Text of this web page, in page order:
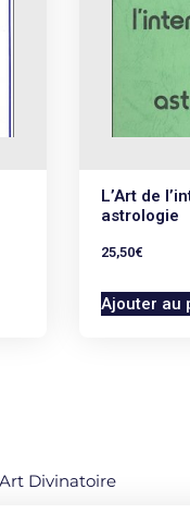
L’Art de
astrologie
25,50€
Ajouter au
Divinatoire